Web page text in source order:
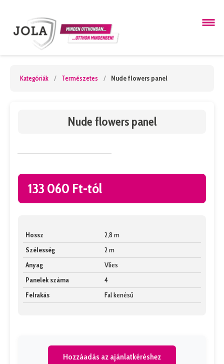
Kategóriák / Természetes / Nude flowers panel
Nude flowers panel
133 060 Ft-tól
Hossz
2,8 m
Szélesség
2 m
Anyag
Vlies
Panelek száma
4
Felrakás
Fal kenésű
Hozzáadás az ajánlatkéréshez